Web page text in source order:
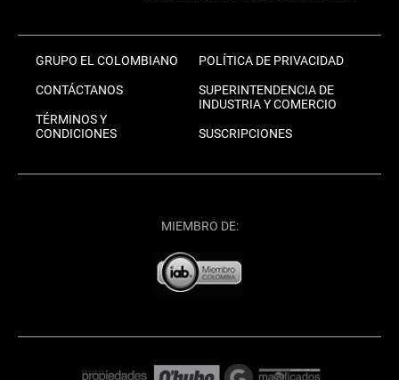
GRUPO EL COLOMBIANO
CONTÁCTANOS
TÉRMINOS Y
CONDICIONES
POLÍTICA DE PRIVACIDAD
SUPERINTENDENCIA DE
INDUSTRIA Y COMERCIO
SUSCRIPCIONES
MIEMBRO DE: